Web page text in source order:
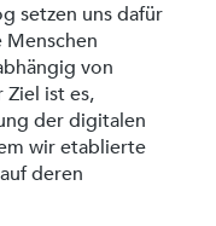
setzen uns dafür
Menschen
von
Ziel ist es,
der digitalen
wir etablierte
deren